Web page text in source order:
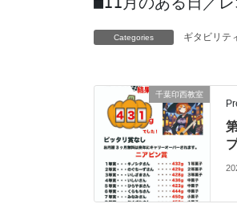
Categories ギタビリテ
千葉印西教室